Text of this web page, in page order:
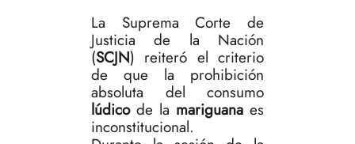
La Suprema Corte de
Justicia de la Nación
(SCJN) reiteró el criterio
de que la prohibición
absoluta del consumo
lúdicode la mariguana es
inconstitucional.